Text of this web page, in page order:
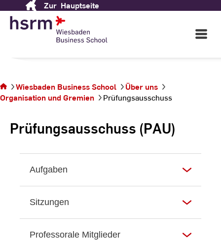
Content
Zur Hauptseite
Open
Main
Fachbereich Wiesbaden
Business School
Sie befinden sich
auf der Seite
Prüfungsausschuss
Wiesbaden Business School
Über uns
Organisation und Gremien
Prüfungsausschuss
Prüfungsausschuss (PAU)
Aufgaben
Sitzungen
Professorale Mitglieder